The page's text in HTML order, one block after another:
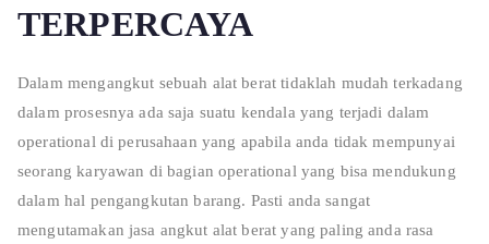
TERPERCAYA
Dalam mengangkut sebuah alat berat tidaklah mudah terkadang
dalam prosesnya ada saja suatu kendala yang terjadi dalam
operational di perusahaan yang apabila anda tidak mempunyai
seorang karyawan di bagian operational yang bisa mendukung
dalam hal pengangkutan barang. Pasti anda sangat
mengutamakan jasa angkut alat berat yang paling anda rasa